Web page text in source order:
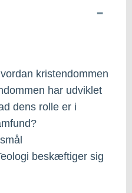
kristendommen
har udviklet
dens rolle er i
beskæftiger sig